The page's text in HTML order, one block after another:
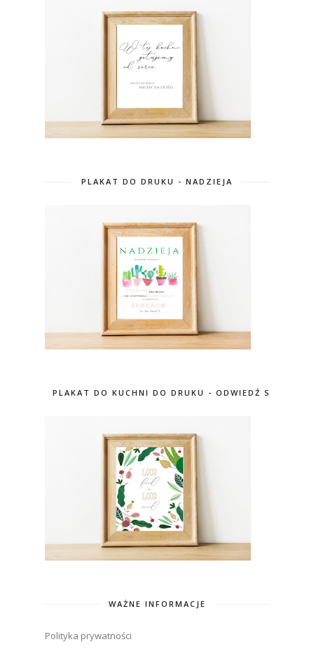
PLAKAT DO DRUKU - NADZIEJA
PLAKAT DO KUCHNI DO DRUKU - ODWIEDŹ SKLEP
WAŻNE INFORMACJE
Polityka prywatności